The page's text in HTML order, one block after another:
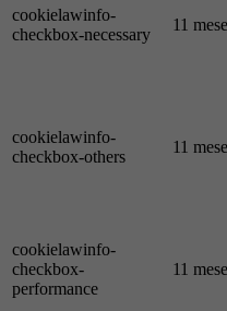
cookielawinfo-
checkbox-necessary
11
cookielawinfo-
checkbox-others
11
cookielawinfo-
checkbox-
performance
11